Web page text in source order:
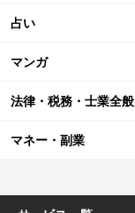
占い
マンガ
法律・税務・士業全般
マネー・副業